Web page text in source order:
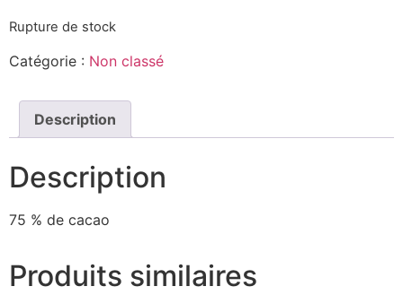
Rupture de stock
Catégorie : Non classé
Description
Description
75 % de cacao
Produits similaires